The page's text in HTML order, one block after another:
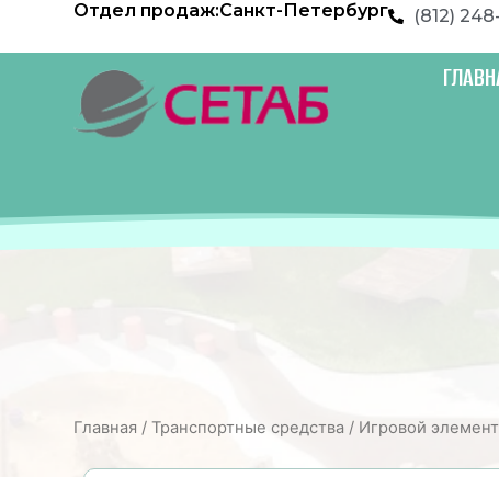
содержимому
Отдел продаж:Санкт-Петербург (812)
Главная /Транспортные средства / Игровой